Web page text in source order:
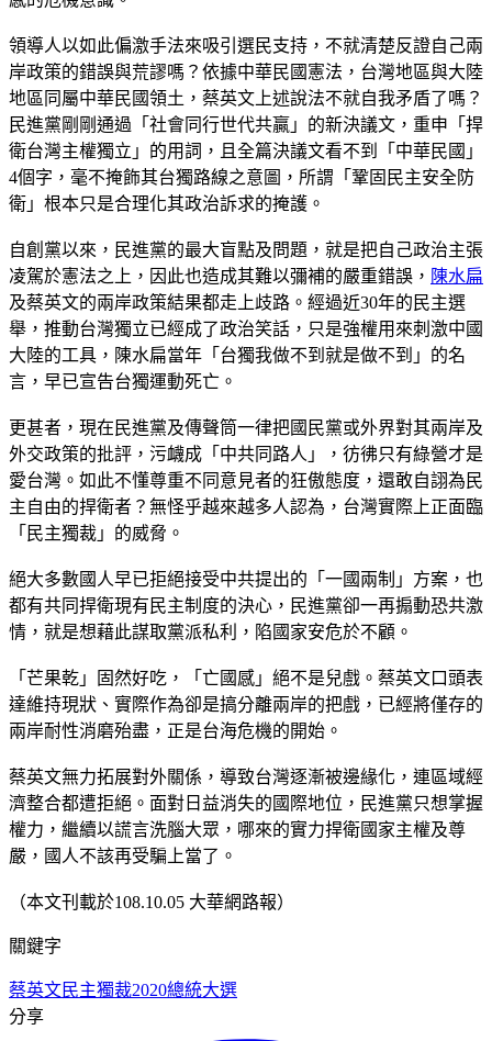
領導人以如此偏激手法來吸引選民支持，不就清楚反證自己兩
岸政策的錯誤與荒謬嗎？依據中華民國憲法，台灣地區與大陸
地區同屬中華民國領土，蔡英文上述說法不就自我矛盾了嗎？
民進黨剛剛通過「社會同行世代共贏」的新決議文，重申「捍
衛台灣主權獨立」的用詞，且全篇決議文看不到「中華民國」
4個字，毫不掩飾其台獨路線之意圖，所謂「鞏固民主安全防
衛」根本只是合理化其政治訴求的掩護。
自創黨以來，民進黨的最大盲點及問題，就是把自己政治主張
凌駕於憲法之上，因此也造成其難以彌補的嚴重錯誤， 陳水扁
及蔡英文的兩岸政策結果都走上歧路。經過近30年的民主選
舉，推動台灣獨立已經成了政治笑話，只是強權用來刺激中國
大陸的工具，陳水扁當年「台獨我做不到就是做不到」的名
言，早已宣告台獨運動死亡。
更甚者，現在民進黨及傳聲筒一律把國民黨或外界對其兩岸及
外交政策的批評，污衊成「中共同路人」，彷彿只有綠營才是
愛台灣。如此不懂尊重不同意見者的狂傲態度，還敢自詡為民
主自由的捍衛者？無怪乎越來越多人認為，台灣實際上正面臨
「民主獨裁」的威脅。
絕大多數國人早已拒絕接受中共提出的「一國兩制」方案，也
都有共同捍衛現有民主制度的決心，民進黨卻一再搧動恐共激
情，就是想藉此謀取黨派私利，陷國家安危於不顧。
「芒果乾」固然好吃，「亡國感」絕不是兒戲。蔡英文口頭表
達維持現狀、實際作為卻是搞分離兩岸的把戲，已經將僅存的
兩岸耐性消磨殆盡，正是台海危機的開始。
蔡英文無力拓展對外關係，導致台灣逐漸被邊緣化，連區域經
濟整合都遭拒絕。面對日益消失的國際地位，民進黨只想掌握
權力，繼續以謊言洗腦大眾，哪來的實力捍衛國家主權及尊
嚴，國人不該再受騙上當了。
（本文刊載於108.10.05 大華網路報）
關鍵字
蔡英文民主獨裁2020總統大選
分享